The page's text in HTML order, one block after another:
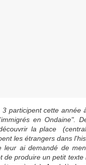
participent cette année
en Ondaine".
la place
les étrangers dans
leur ai demandé de
de produire un petit texte